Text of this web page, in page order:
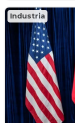
Industria